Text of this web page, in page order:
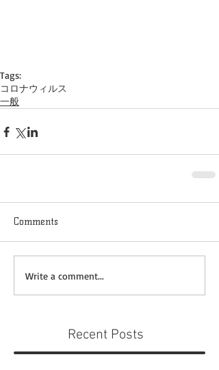
Tags:
コロナウィルス
一般
Comments
Write a comment...
Recent Posts